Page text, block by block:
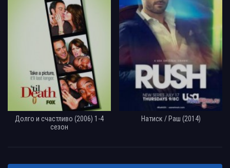
Долго и счастливо (2006) 1-4
сезон
Натиск / Раш (2014)